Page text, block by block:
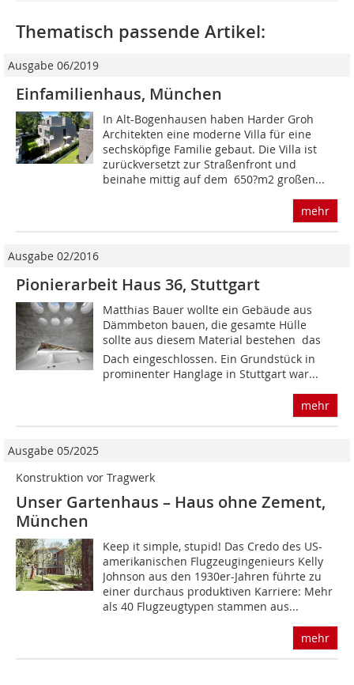
Thematisch passende Artikel:
Ausgabe 06/2019
Einfamilienhaus, München
In Alt-Bogenhausen haben Harder Groh
Architekten eine moderne Villa für eine
sechsköpfige Familie gebaut. Die Villa ist
zurückversetzt zur Straßenfront und
beinahe mittig auf dem 650?m2 großen...
mehr
Ausgabe 02/2016
Pionierarbeit Haus 36, Stuttgart
Matthias Bauer wollte ein Gebäude aus
Dämmbeton bauen, die gesamte Hülle
sollte aus diesem Material bestehen  das
Dach eingeschlossen. Ein Grundstück in
prominenter Hanglage in Stuttgart war...
mehr
Ausgabe 05/2025
Konstruktion vor Tragwerk
Unser Gartenhaus – Haus ohne Zement,
München
Keep it simple, stupid! Das Credo des US-
amerikanischen Flugzeugingenieurs Kelly
Johnson aus den 1930er-Jahren führte zu
einer durchaus produktiven Karriere: Mehr
als 40 Flugzeugtypen stammen aus...
mehr